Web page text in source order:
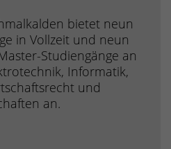
bietet neun
in Vollzeit und neun
Studiengänge an
Informatik,
und
an.